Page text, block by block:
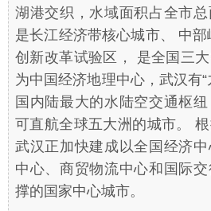
湖港交织，水域面积占全市
是长江经济带核心城市、 中
创新改革试验区， 是全国三
为中国经济地理中心，武汉有
国内陆最大的水陆空交通枢
可直航全球五大洲的城市。
武汉正加快建成以全国经济
中心、商贸物流中心和国际
撑的国家中心城市。